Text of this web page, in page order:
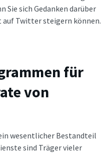
Sie sich Gedanken darüber
auf Twitter steigern können.
für
von
wesentlicher Bestandteil
sind Träger vieler